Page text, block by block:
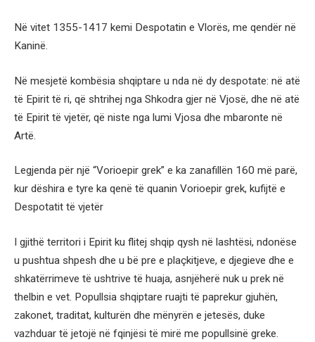
Në vitet 1355-1417 kemi Despotatin e Vlorës, me qendër në
Kaninë.
Në mesjetë kombësia shqiptare u nda në dy despotate: në atë
të Epirit të ri, që shtrihej nga Shkodra gjer në Vjosë, dhe në atë
të Epirit të vjetër, që niste nga lumi Vjosa dhe mbaronte në
Artë.
Legjenda për një “Vorioepir grek” e ka zanafillën 160 më parë,
kur dëshira e tyre ka qenë të quanin Vorioepir grek, kufijtë e
Despotatit të vjetër
I gjithë territori i Epirit ku flitej shqip qysh në lashtësi, ndonëse
u pushtua shpesh dhe u bë pre e plaçkitjeve, e djegieve dhe e
shkatërrimeve të ushtrive të huaja, asnjëherë nuk u prek në
thelbin e vet. Popullsia shqiptare ruajti të paprekur gjuhën,
zakonet, traditat, kulturën dhe mënyrën e jetesës, duke
vazhduar të jetojë në fqinjësi të mirë me popullsinë greke.